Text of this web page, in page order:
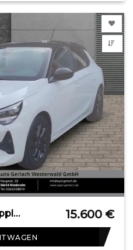
OPEL Corsa F GS LED Apple CarPlay Android Auto Musiks 15.600 €